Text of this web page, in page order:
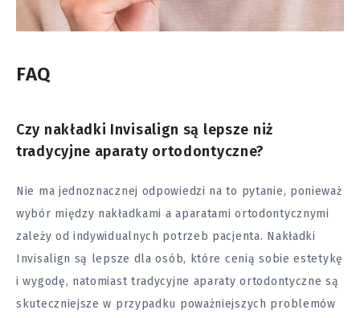
FAQ
Czy nakładki Invisalign są lepsze niż
tradycyjne aparaty ortodontyczne?
Nie ma jednoznacznej odpowiedzi na to pytanie, ponieważ
wybór między nakładkami a aparatami ortodontycznymi
zależy od indywidualnych potrzeb pacjenta. Nakładki
Invisalign są lepsze dla osób, które cenią sobie estetykę
i wygodę, natomiast tradycyjne aparaty ortodontyczne są
skuteczniejsze w przypadku poważniejszych problemów